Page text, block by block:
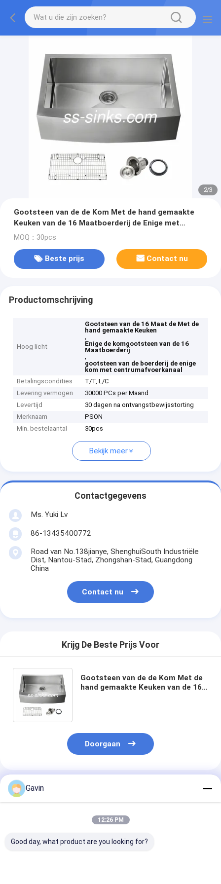
2/3
Gootsteen van de de Kom Met de hand gemaakte
Keuken van de 16 Maatboerderij de Enige met
Centrumafvoerkanaal
MOQ：30pcs
Beste prijs Contact nu
Productomschrijving
Hoog licht
Gootsteen van de 16 Maat de Met de
hand gemaakte Keuken
,
Enige de komgootsteen van de 16
Maatboerderij
,
gootsteen van de boerderij de enige
kom met centrumafvoerkanaal
Betalingscondities
T/T, L/C
Levering vermogen
30000 PCs per Maand
Levertijd
30 dagen na ontvangstbewijsstorting
Merknaam
PSON
Min. bestelaantal
30pcs
Bekijk meer
Contactgegevens
Ms. Yuki Lv
86-13435400772
Road van No.138jianye, ShenghuiSouth Industriële
Dist, Nantou-Stad, Zhongshan-Stad, Guangdong
China
Contact nu
Krijg De Beste Prijs Voor
Gootsteen van de de Kom Met de
hand gemaakte Keuken van de 16
Doorgaan
Geadviseerde Producten
Gavin
12:26 PM
Good day, what product are you looking for?